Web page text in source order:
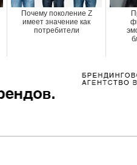
Почему поколение Z
имеет значение как
потребители